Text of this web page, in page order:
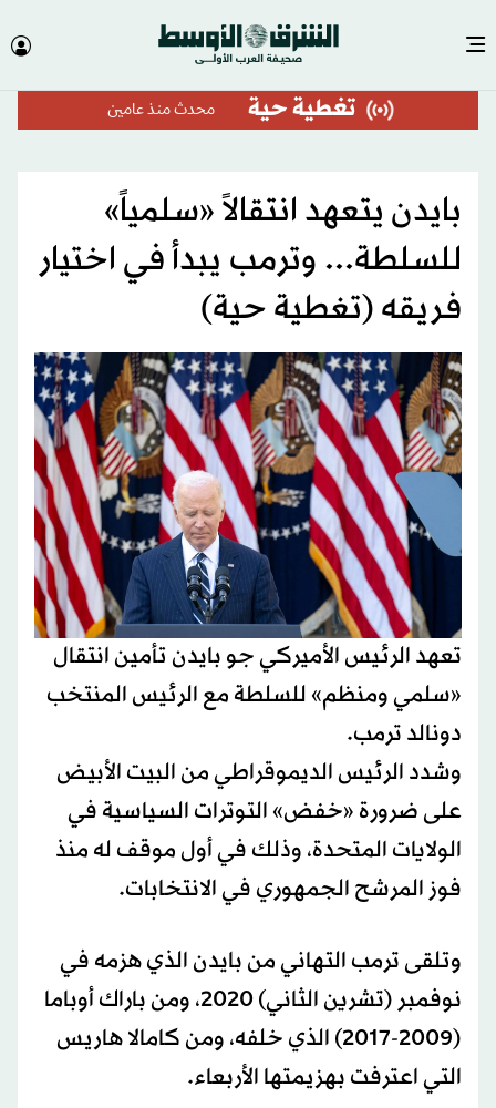
تغطية حية محدثمنذ عامين
بايدن يتعهد انتقالاً «سلمياً»
للسلطة... وترمب يبدأ في اختيار
فريقه (تغطية حية)
تعهد الرئيس الأميركي جو بايدن تأمين انتقال
«سلمي ومنظم» للسلطة مع الرئيس المنتخب
دونالد ترمب.
وشدد الرئيس الديموقراطي من البيت الأبيض
على ضرورة «خفض» التوترات السياسية في
الولايات المتحدة، وذلك في أول موقف له منذ
فوز المرشح الجمهوري في الانتخابات.
وتلقى ترمب التهاني من بايدن الذي هزمه في
نوفمبر (تشرين الثاني) 2020، ومن باراك أوباما
(2009-2017) الذي خلفه، ومن كامالا هاريس
التي اعترفت بهزيمتها الأربعاء.